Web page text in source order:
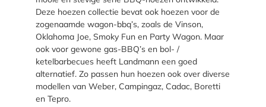
Deze hoezen collectie bevat ook hoezen voor de
zogenaamde wagon-bbq’s, zoals de Vinson,
Oklahoma Joe, Smoky Fun en Party Wagon. Maar
ook voor gewone gas-BBQ’s en bol- /
ketelbarbecues heeft Landmann een goed
alternatief. Zo passen hun hoezen ook over diverse
modellen van Weber, Campingaz, Cadac, Boretti
en Tepro.